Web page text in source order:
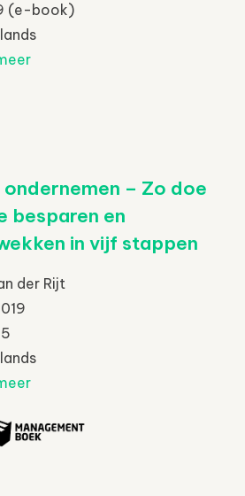
(e-book)
– Zo doe
besparen en
in vijf stappen
der Rijt